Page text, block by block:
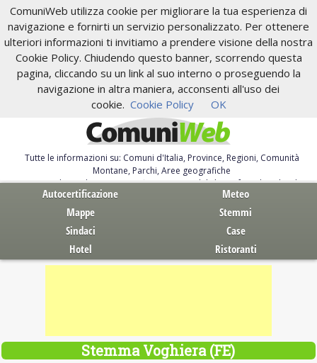
ComuniWeb utilizza cookie per migliorare la tua esperienza di
navigazione e fornirti un servizio personalizzato. Per ottenere
ulteriori informazioni ti invitiamo a prendere visione della nostra
Cookie Policy. Chiudendo questo banner, scorrendo questa
pagina, cliccando su un link al suo interno o proseguendo la
navigazione in altra maniera, acconsenti all'uso dei
cookie. Cookie Policy OK
Tutte le informazioni su: Comuni d'Italia, Province, Regioni, Comunità
Montane, Parchi, Aree geografiche
Servizi al Cittadino. Autocertificazione, moduli, leggi, free download
Autocertificazione
Meteo
Mappe
Stemmi
Sindaci
Case
Hotel
Ristoranti
Stemma Voghiera (FE)